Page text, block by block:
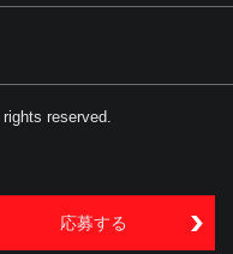
応募する
reserved.